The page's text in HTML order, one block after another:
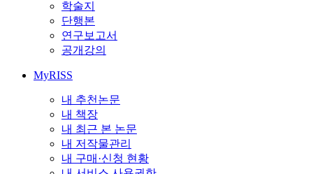
학술지
단행본
연구보고서
공개강의
MyRISS
내 추천논문
내 책장
내 최근 본 논문
내 저작물관리
내 구매·신청 현황